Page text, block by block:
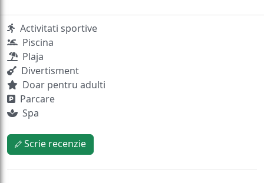
Activitati sportive
Piscina
Plaja
Divertisment
Doar pentru adulti
Parcare
Spa
Scrie recenzie